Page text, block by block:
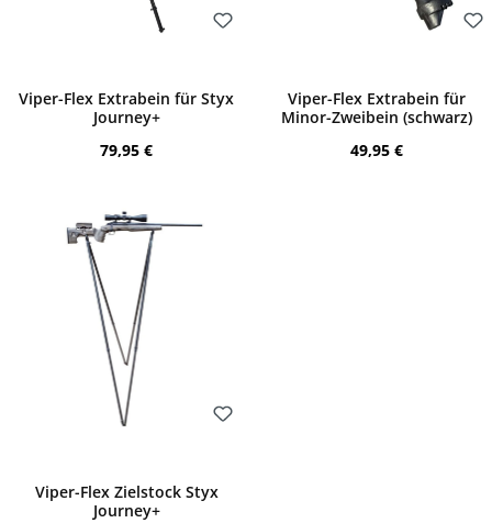
Viper-Flex Extrabein für Styx
Journey+
Regulärer Preis:
79,95 €
Viper-Flex Extrabein für
Minor-Zweibein (schwarz)
Regulärer Preis:
49,95 €
Viper-Flex Zielstock Styx
Journey+